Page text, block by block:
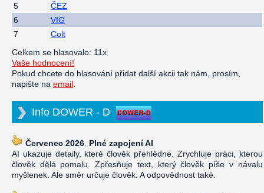
5
ČEZ
6
VIG
7
Colt
Celkem se hlasovalo: 11x
Vaše hodnocení!
Pokud chcete do hlasování přidat další akcii tak nám, prosím,
napište na email
Info DOWER - D
Červenec 2026 Plné zapojení AI
AI ukazuje detaily, které člověk přehlédne. Zrychluje práci, kterou
člověk dělá pomalu. Zpřesňuje text, který člověk píše v návalu
myšlenek. Ale směr určuje člověk. A odpovědnost také.